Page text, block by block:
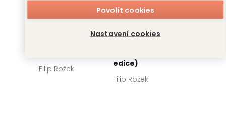
Povolit cookies
Nastavení cookies
Filip Rožek
edice)
Filip Rožek